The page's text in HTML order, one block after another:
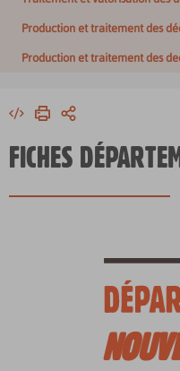
IntégrerImprimerPartager
FICHES
Production et traitement des
Production et traitement des